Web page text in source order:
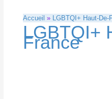
Accueil LGBTQI+ Haut-De-
LGBTQI+
France